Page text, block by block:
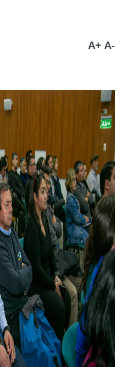
A+ A-